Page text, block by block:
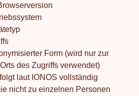
Form (wird nur zur
des Zugriffs verwendet)
laut IONOS vollständig
nicht zu einzelnen Personen